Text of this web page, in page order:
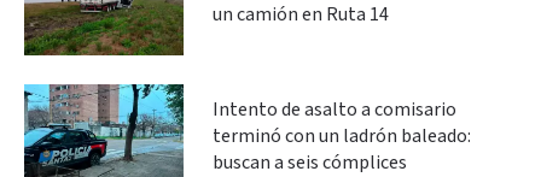
un camión en Ruta 14
Intento de asalto a comisario
terminó con un ladrón baleado:
buscan a seis cómplices